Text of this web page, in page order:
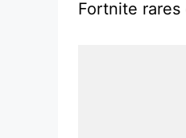
Fortnite